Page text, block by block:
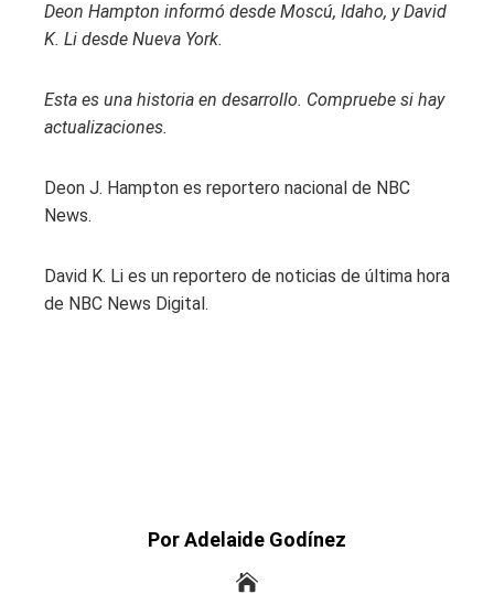
Deon Hampton informó desde Moscú, Idaho, y David
K. Li desde Nueva York.
Esta es una historia en desarrollo. Compruebe si hay
actualizaciones.
Deon J. Hampton es reportero nacional de NBC
News.
David K. Li es un reportero de noticias de última hora
de NBC News Digital.
Por Adelaide Godínez